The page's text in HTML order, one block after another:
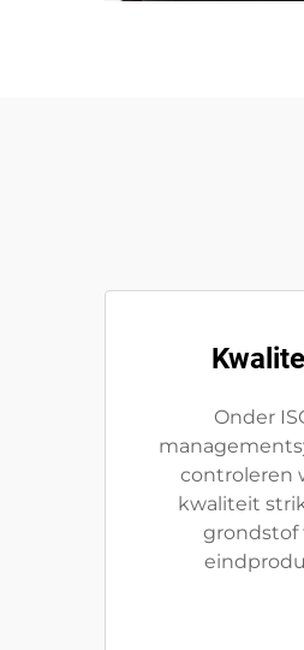
Onder
controleren
kwaliteit
grondstof